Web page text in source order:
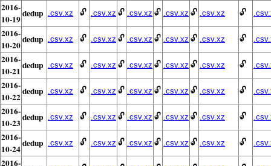
2016-
10-19dedup .csv.xz 🔓 .csv.xz 🔓 .csv.xz 🔓 .csv.xz 🔓 .csv.xz 🔓
2016-
10-20dedup .csv.xz 🔓 .csv.xz 🔓 .csv.xz 🔓 .csv.xz 🔓 .csv.xz 🔓
2016-
10-21 dedup .csv.xz 🔓 .csv.xz 🔓 .csv.xz 🔓 .csv.xz 🔓 .csv.xz 🔓
2016-
10-22dedup .csv.xz 🔓 .csv.xz 🔓 .csv.xz 🔓 .csv.xz 🔓 .csv.xz 🔓
2016-
10-23dedup .csv.xz 🔓 .csv.xz 🔓 .csv.xz 🔓 .csv.xz 🔓 .csv.xz 🔓
2016-
10-24dedup .csv.xz 🔓 .csv.xz 🔓 .csv.xz 🔓 .csv.xz 🔓 .csv.xz 🔓
2016-